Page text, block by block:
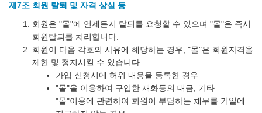
제7조 회원 탈퇴 및 자격 상실 등
회원은 "몰"에 언제든지 탈퇴를 요청할 수 있으며 "몰"은 즉시
회원탈퇴를 처리합니다.
회원이 다음 각호의 사유에 해당하는 경우, "몰"은 회원자격을
제한 및 정지시킬 수 있습니다.
가입 신청시에 허위 내용을 등록한 경우
"몰"을 이용하여 구입한 재화등의 대금, 기타
"몰"이용에 관련하여 회원이 부담하는 채무를 기일에